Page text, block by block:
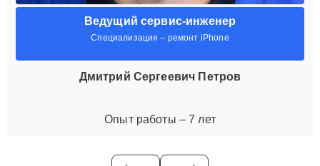
Ведущий сервис-инженер
Специализация – ремонт iPhone
Дмитрий Сергеевич Петров
Опыт работы – 7 лет